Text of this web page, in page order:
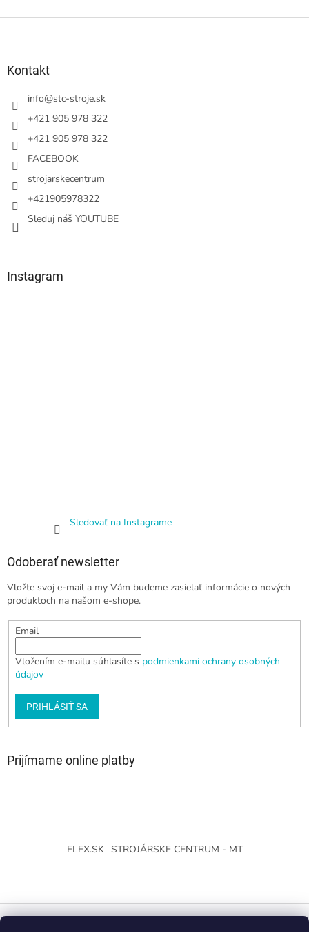
Kontakt
info@stc-stroje.sk
+421 905 978 322
+421 905 978 322
FACEBOOK
strojarskecentrum
+421905978322
Sleduj náš YOUTUBE
Instagram
Sledovať na Instagrame
Odoberať newsletter
Vložte svoj e-mail a my Vám budeme zasielať informácie o nových
produktoch na našom e-shope.
Email
Vložením e-mailu súhlasíte s podmienkami ochrany osobných
údajov
PRIHLÁSIŤ SA
Prijímame online platby
FLEX.SK STROJÁRSKE CENTRUM - MT